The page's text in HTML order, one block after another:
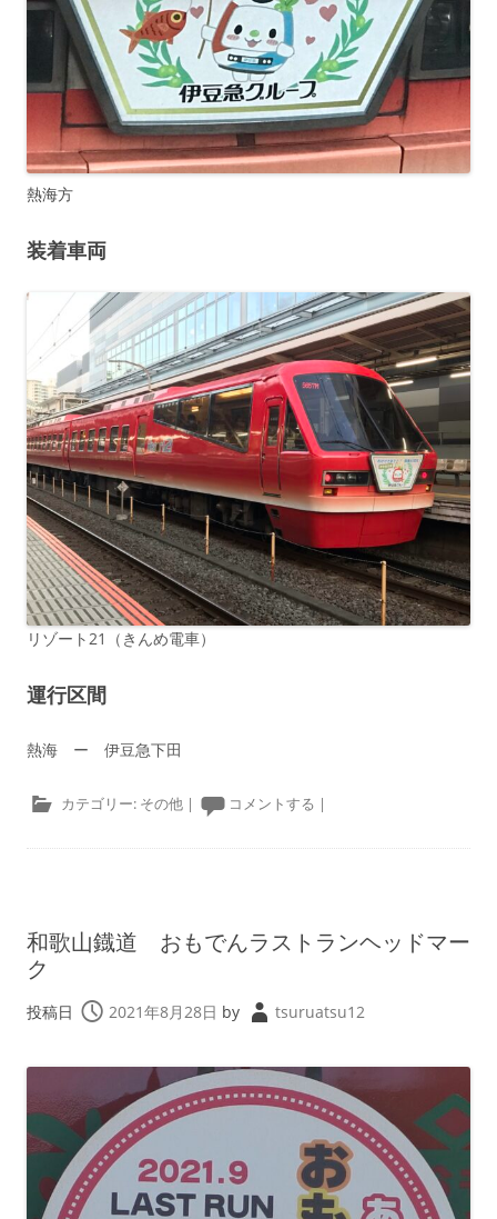
熱海方
装着車両
リゾート21（きんめ電車）
運行区間
熱海 ー 伊豆急下田
カテゴリー: その他 | コメントする |
和歌山鐡道 おもでんラストランヘッドマー
ク
投稿日 2021年8月28日 by tsuruatsu12